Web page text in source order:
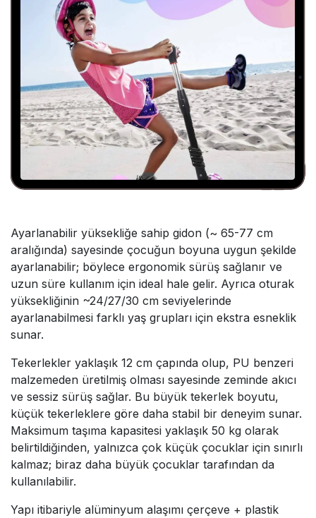
Ayarlanabilir yüksekliğe sahip gidon (~ 65-77 cm
aralığında) sayesinde çocuğun boyuna uygun şekilde
ayarlanabilir; böylece ergonomik sürüş sağlanır ve
uzun süre kullanım için ideal hale gelir. Ayrıca oturak
yüksekliğinin ~24/27/30 cm seviyelerinde
ayarlanabilmesi farklı yaş grupları için ekstra esneklik
sunar.
Tekerlekler yaklaşık 12 cm çapında olup, PU benzeri
malzemeden üretilmiş olması sayesinde zeminde akıcı
ve sessiz sürüş sağlar. Bu büyük tekerlek boyutu,
küçük tekerleklere göre daha stabil bir deneyim sunar.
Maksimum taşıma kapasitesi yaklaşık 50 kg olarak
belirtildiğinden, yalnızca çok küçük çocuklar için sınırlı
kalmaz; biraz daha büyük çocuklar tarafından da
kullanılabilir.
Yapı itibariyle alüminyum alaşımı çerçeve + plastik